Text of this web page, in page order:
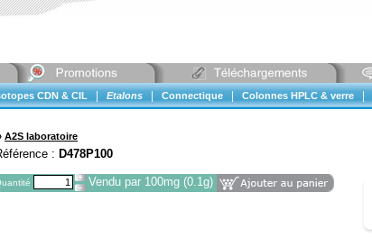
CDN & CIL Etalons Connectique Colonnes HPLC & verre
A2S laboratoire
: D478P100
Vendu par 100mg (0.1g)